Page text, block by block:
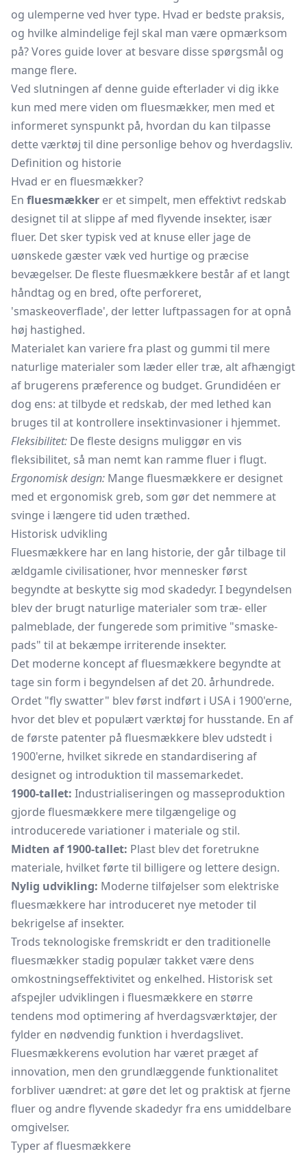
og ulemperne ved hver type. Hvad er bedste praksis,
og hvilke almindelige fejl skal man være opmærksom
på? Vores guide lover at besvare disse spørgsmål og
mange flere.
Ved slutningen af denne guide efterlader vi dig ikke
kun med mere viden om fluesmækker, men med et
informeret synspunkt på, hvordan du kan tilpasse
dette værktøj til dine personlige behov og hverdagsliv.
Definition og historie
Hvad er en fluesmækker?
En fluesmækker er et simpelt, men effektivt redskab
designet til at slippe af med flyvende insekter, især
fluer. Det sker typisk ved at knuse eller jage de
uønskede gæster væk ved hurtige og præcise
bevægelser. De fleste fluesmækkere består af et langt
håndtag og en bred, ofte perforeret,
'smaskeoverflade', der letter luftpassagen for at opnå
høj hastighed.
Materialet kan variere fra plast og gummi til mere
naturlige materialer som læder eller træ, alt afhængigt
af brugerens præference og budget. Grundidéen er
dog ens: at tilbyde et redskab, der med lethed kan
bruges til at kontrollere insektinvasioner i hjemmet.
Fleksibilitet: De fleste designs muliggør en vis
fleksibilitet, så man nemt kan ramme fluer i flugt.
Ergonomisk design: Mange fluesmækkere er designet
med et ergonomisk greb, som gør det nemmere at
svinge i længere tid uden træthed.
Historisk udvikling
Fluesmækkere har en lang historie, der går tilbage til
ældgamle civilisationer, hvor mennesker først
begyndte at beskytte sig mod skadedyr. I begyndelsen
blev der brugt naturlige materialer som træ- eller
palmeblade, der fungerede som primitive "smaske-
pads" til at bekæmpe irriterende insekter.
Det moderne koncept af fluesmækkere begyndte at
tage sin form i begyndelsen af det 20. århundrede.
Ordet "fly swatter" blev først indført i USA i 1900'erne,
hvor det blev et populært værktøj for husstande. En af
de første patenter på fluesmækkere blev udstedt i
1900'erne, hvilket sikrede en standardisering af
designet og introduktion til massemarkedet.
1900-tallet: Industrialiseringen og masseproduktion
gjorde fluesmækkere mere tilgængelige og
introducerede variationer i materiale og stil.
Midten af 1900-tallet: Plast blev det foretrukne
materiale, hvilket førte til billigere og lettere design.
Nylig udvikling: Moderne tilføjelser som elektriske
fluesmækkere har introduceret nye metoder til
bekrigelse af insekter.
Trods teknologiske fremskridt er den traditionelle
fluesmækker stadig populær takket være dens
omkostningseffektivitet og enkelhed. Historisk set
afspejler udviklingen i fluesmækkere en større
tendens mod optimering af hverdagsværktøjer, der
fylder en nødvendig funktion i hverdagslivet.
Fluesmækkerens evolution har været præget af
innovation, men den grundlæggende funktionalitet
forbliver uændret: at gøre det let og praktisk at fjerne
fluer og andre flyvende skadedyr fra ens umiddelbare
omgivelser.
Typer af fluesmækkere